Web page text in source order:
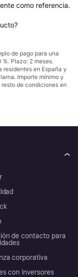
como referencia.
de pago para una
Plazo: 2 meses.
residentes en España y
Importe mínimo y
de condiciones en
de contacto para
corporativa
con inversores